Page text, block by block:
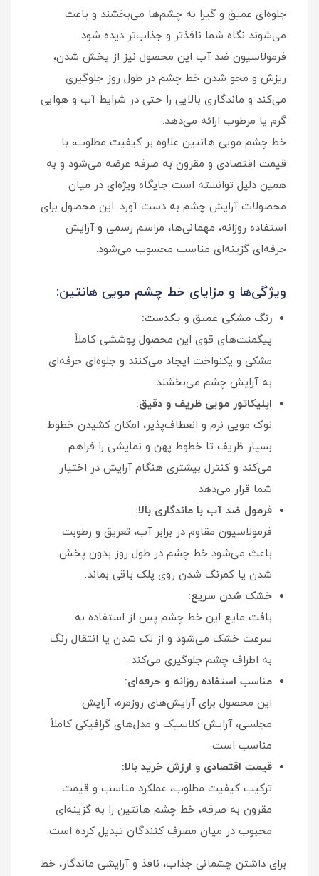
جلوه‌ای عمیق و گیرا به چشم‌ها می‌بخشند و باعث
می‌شوند نگاه شما نافذتر و جذاب‌تر دیده شود.
فرمولاسیون ضد آب این محصول نیز از پخش شدن،
ریزش و محو شدن خط چشم در طول روز جلوگیری
می‌کند و ماندگاری بالایی را حتی در شرایط آب‌ و هوایی
گرم یا مرطوب ارائه می‌دهد.
خط چشم مویی هانتین علاوه بر کیفیت مطلوب، با
قیمت اقتصادی و مقرون‌ به‌ صرفه عرضه می‌شود و به
همین دلیل توانسته است جایگاه ویژه‌ای در میان
محصولات آرایش چشم به دست آورد. این محصول برای
استفاده روزانه، مهمانی‌ها، مراسم رسمی و آرایش
حرفه‌ای گزینه‌ای مناسب محسوب می‌شود.
ویژگی‌ها و مزایای خط چشم مویی هانتین:
رنگ مشکی عمیق و یکدست:
پیگمنت‌های قوی این محصول پوششی کاملاً
مشکی و یکنواخت ایجاد می‌کنند و جلوه‌ای حرفه‌ای
به آرایش چشم می‌بخشند.
اپلیکاتور مویی ظریف و دقیق:
نوک مویی نرم و انعطاف‌پذیر، امکان کشیدن خطوط
بسیار ظریف تا خطوط پهن و نمایشی را فراهم
می‌کند و کنترل بیشتری هنگام آرایش در اختیار
شما قرار می‌دهد.
فرمول ضد آب با ماندگاری بالا:
فرمولاسیون مقاوم در برابر آب، تعریق و رطوبت
باعث می‌شود خط چشم در طول روز بدون پخش
شدن یا کمرنگ شدن روی پلک باقی بماند.
خشک شدن سریع:
بافت مایع این خط چشم پس از استفاده به
سرعت خشک می‌شود و از لک شدن یا انتقال رنگ
به اطراف چشم جلوگیری می‌کند.
مناسب استفاده روزانه و حرفه‌ای:
این محصول برای آرایش‌های روزمره، آرایش
مجلسی، آرایش کلاسیک و مدل‌های گرافیکی کاملاً
مناسب است.
قیمت اقتصادی و ارزش خرید بالا:
ترکیب کیفیت مطلوب، عملکرد مناسب و قیمت
مقرون‌ به‌ صرفه، خط چشم هانتین را به گزینه‌ای
محبوب در میان مصرف‌ کنندگان تبدیل کرده است.
برای داشتن چشمانی جذاب، نافذ و آرایشی ماندگار، خط